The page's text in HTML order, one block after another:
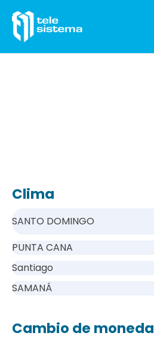
Clima
SANTO DOMINGO
PUNTA CANA
Santiago
SAMANÁ
Cambio de moneda